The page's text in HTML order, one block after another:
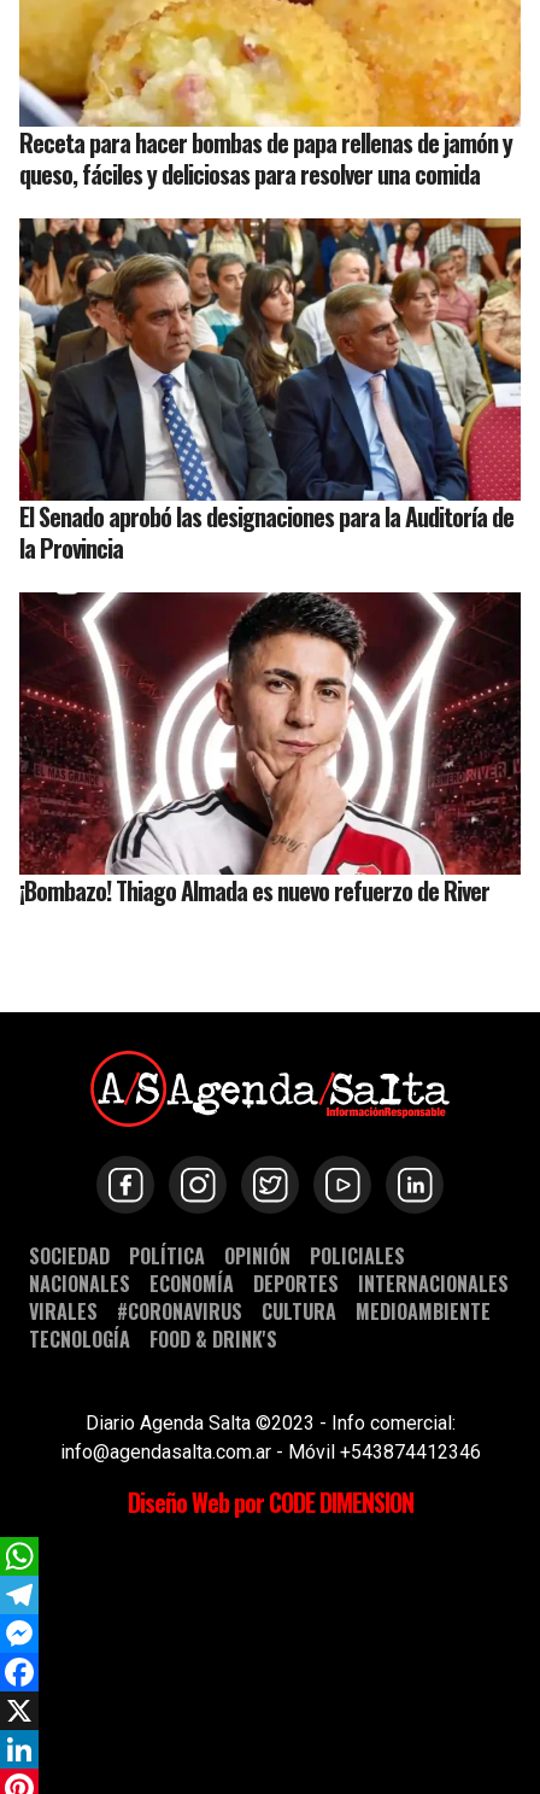
Receta para hacer bombas de papa rellenas de jamón y
queso, fáciles y deliciosas para resolver una comida
El Senado aprobó las designaciones para la Auditoría de
la Provincia
¡Bombazo! Thiago Almada es nuevo refuerzo de River
SOCIEDAD POLÍTICA OPINIÓN
POLICIALES
NACIONALES
ECONOMÍA DEPORTES
INTERNACIONALES
VIRALES
#CORONAVIRUS CULTURA
MEDIOAMBIENTE
TECNOLOGÍA
FOOD & DRINK'S
Diario Agenda Salta ©2023 - Info comercial:
info@agendasalta.com.ar - Móvil +543874412346
Diseño Web por CODE DIMENSION
WhatsApp
Telegram
Messenger
Facebook
X
LinkedIn